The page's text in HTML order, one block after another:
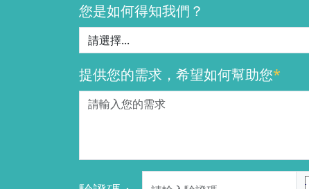
您是如何得知我們？
提供您的需求，希望如何幫助您*